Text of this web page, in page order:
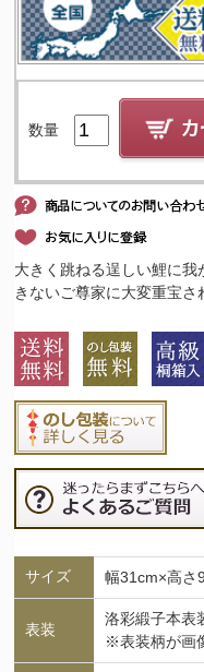
数量
大きく跳ねる逞しい鯉に
きないご尊家に大変重宝さ
サイズ 幅31cm×高さ
表装
洛彩緞子本表
※表装柄が画